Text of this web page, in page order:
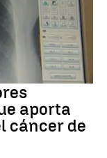
aporta
cáncer de